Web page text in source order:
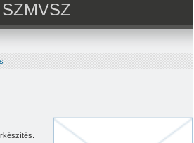
SZMVSZ